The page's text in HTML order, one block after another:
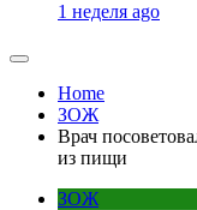
1 неделя ago
Home
ЗОЖ
Врач
из пищи
ЗОЖ